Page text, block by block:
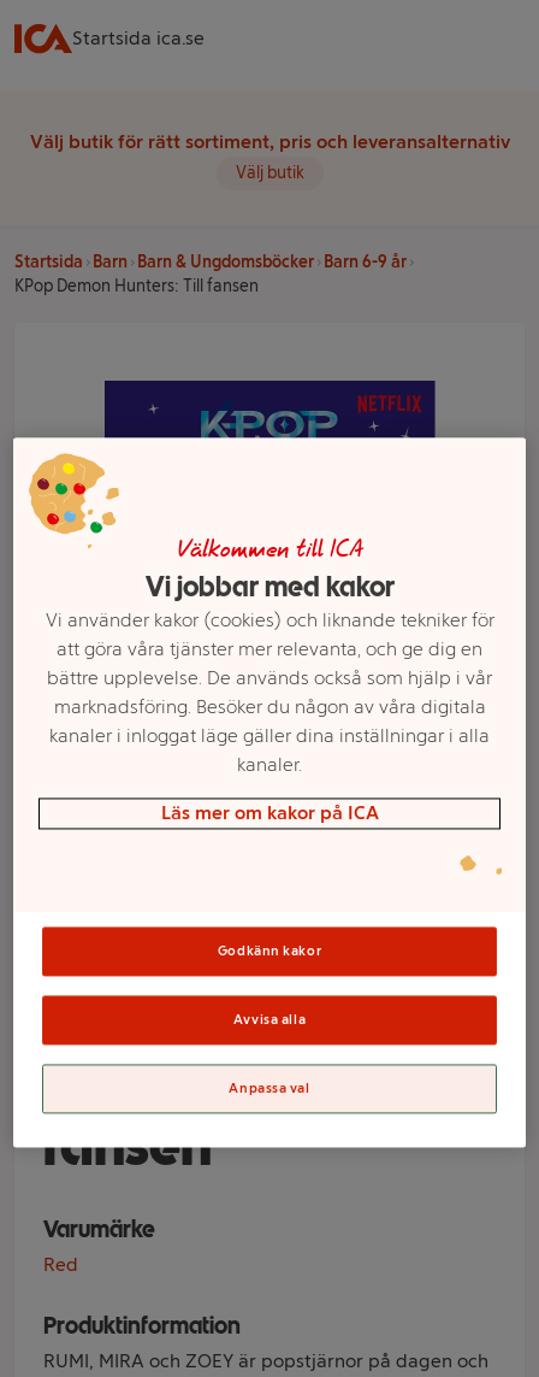
Startsida ica.se
Välj butik för rätt sortiment, pris och leveransalternativ
Välj butik
Startsida Barn Barn & Ungdomsböcker
Barn 6-9 år
KPop Demon Hunters: Till fansen
KPop Demon
Hunters: Till
fansen
Varumärke
Red
Produktinformation
RUMI, MIRA och ZOEY är popstjärnor på dagen och
Välkommen till ICA
Vi jobbar med kakor
Vi använder kakor (cookies) och liknande tekniker för
att göra våra tjänster mer relevanta, och ge dig en
bättre upplevelse. De används också som hjälp i vår
marknadsföring. Besöker du någon av våra digitala
kanaler i inloggat läge gäller dina inställningar i alla
kanaler.
Läs mer om kakor på ICA
Godkänn kakor
Avvisa alla
Anpassa val